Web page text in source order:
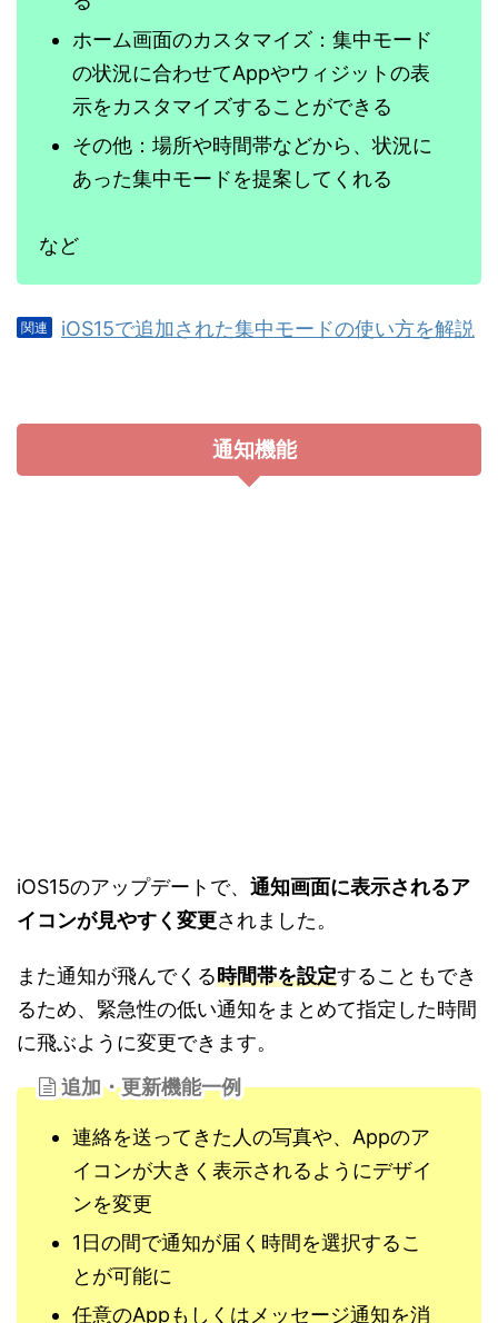
ホーム画面のカスタマイズ：集中モード
の状況に合わせてAppやウィジットの表
示をカスタマイズすることができる
その他：場所や時間帯などから、状況に
あった集中モードを提案してくれる
など
iOS15で追加された集中モードの使い方を解説
通知機能
iOS15のアップデートで、 通知画面に表示されるア
イコンが見やすく変更されました。
また通知が飛んでくる時間帯を設定することもでき
るため、緊急性の低い通知をまとめて指定した時間
に飛ぶように変更できます。
追加・更新機能一例
連絡を送ってきた人の写真や、Appのア
イコンが大きく表示されるようにデザイ
ンを変更
1日の間で通知が届く時間を選択するこ
とが可能に
任意のAppもしくはメッセージ通知を消